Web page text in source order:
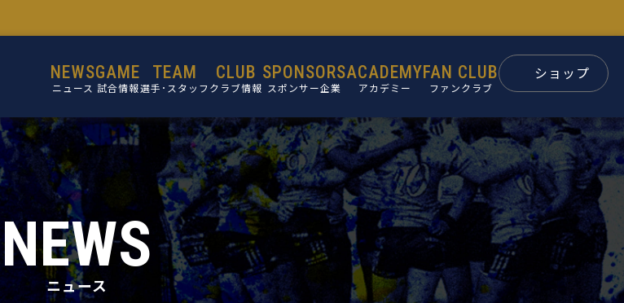
NEWS
ニュース
GAME
試合情報
TEAM
選手･スタッフ
選手
スタッフ
CLUB
クラブ情報
設立目的
活動理念
ミッション
ビジョン
コア・バリュー
クラブ概要
SPONSORS
スポンサー企業
スポンサー
パートナー
後援会
ACADEMY
アカデミー
FAN CLUB
ファンクラブ
ショップ
NEWS
ニュース